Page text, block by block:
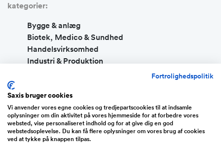
kategorier:
Bygge & anlæg
Biotek, Medico & Sundhed
Handelsvirksomhed
Industri & Produktion
Transport & Logistik
Energi & Cleantech
Køb af eksisterende virksomhed eller køb en
færdig- og køreklar webshop
Fortrolighedspolitik
Saxis bruger cookies
Vi anvender vores egne cookies og tredjepartscookies til at indsamle
oplysninger om din aktivitet på vores hjemmeside for at forbedre vores
websted, vise personaliseret indhold og for at give dig en god
webstedsoplevelse. Du kan få flere oplysninger om vores brug af cookies
ved at tykke på knappen tilpas.